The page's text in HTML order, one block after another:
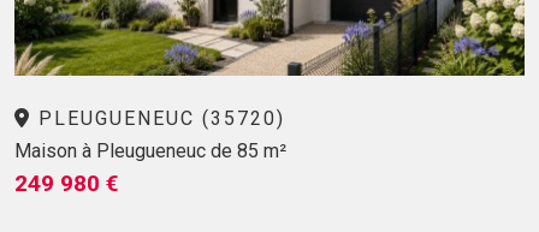
PLEUGUENEUC (35720)
Maison à Pleugueneuc de 85 m²
249 980 €